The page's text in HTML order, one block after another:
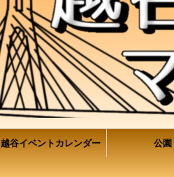
越谷イベントカレンダー 公園